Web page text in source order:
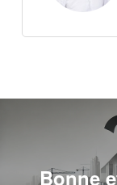
Bonne